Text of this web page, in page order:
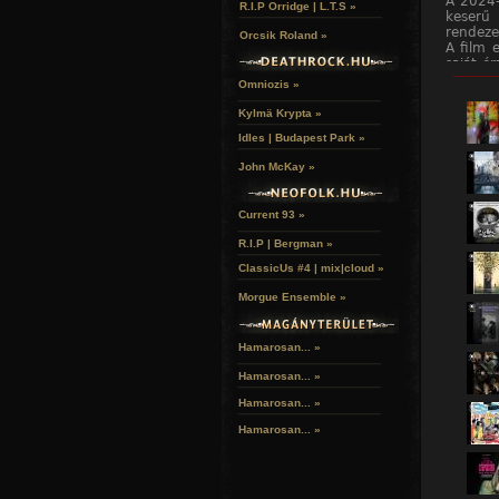
A film
saját
Lars
A
A
A film
dráma
A
A
Az
német
R.I.P Orridge | L.T.S »
Orcsik Roland »
Omniozis »
Kylmä Krypta »
Idles | Budapest Park »
John McKay »
Current 93 »
R.I.P | Bergman »
ClassicUs #4 | mix|cloud »
Morgue Ensemble »
Hamarosan... »
Hamarosan... »
Hamarosan... »
Hamarosan... »